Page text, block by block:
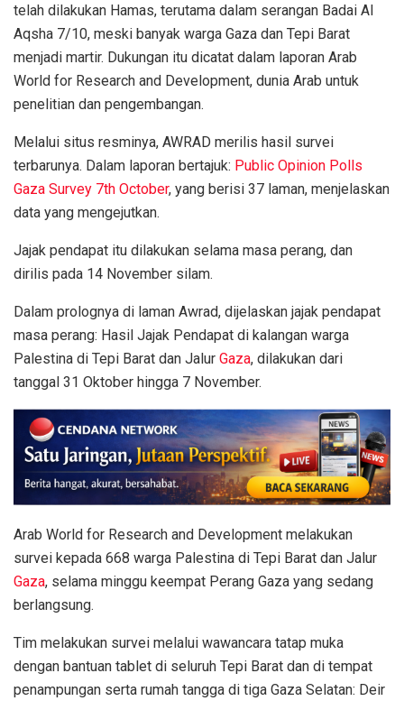
telah dilakukan Hamas, terutama dalam serangan Badai Al
Aqsha 7/10, meski banyak warga Gaza dan Tepi Barat
menjadi martir. Dukungan itu dicatat dalam laporan Arab
World for Research and Development, dunia Arab untuk
penelitian dan pengembangan.
Melalui situs resminya, AWRAD merilis hasil survei
terbarunya. Dalam laporan bertajuk: Public Opinion Polls
Gaza Survey 7th October, yang berisi 37 laman, menjelaskan
data yang mengejutkan.
Jajak pendapat itu dilakukan selama masa perang, dan
dirilis pada 14 November silam.
Dalam prolognya di laman Awrad, dijelaskan jajak pendapat
masa perang: Hasil Jajak Pendapat di kalangan warga
Palestina di Tepi Barat dan Jalur Gaza, dilakukan dari
tanggal 31 Oktober hingga 7 November.
Arab World for Research and Development melakukan
survei kepada 668 warga Palestina di Tepi Barat dan Jalur
Gaza, selama minggu keempat Perang Gaza yang sedang
berlangsung.
Tim melakukan survei melalui wawancara tatap muka
dengan bantuan tablet di seluruh Tepi Barat dan di tempat
penampungan serta rumah tangga di tiga Gaza Selatan: Deir